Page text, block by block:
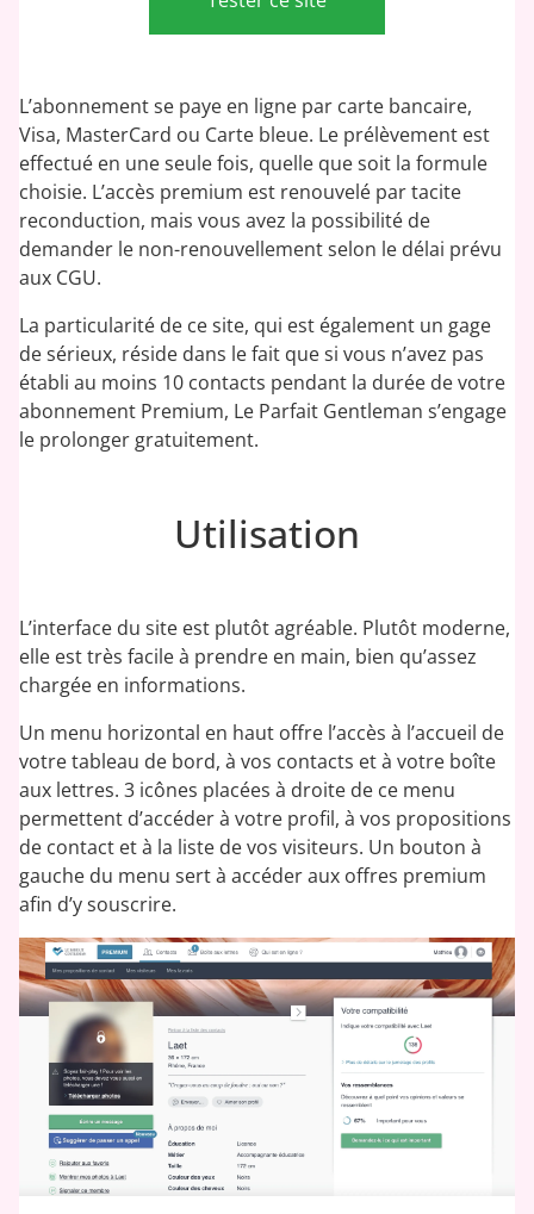
L’abonnement se paye en ligne par carte bancaire,
Visa, MasterCard ou Carte bleue. Le prélèvement est
effectué en une seule fois, quelle que soit la formule
choisie. L’accès premium est renouvelé par tacite
reconduction, mais vous avez la possibilité de
demander le non-renouvellement selon le délai prévu
aux CGU.
La particularité de ce site, qui est également un gage
de sérieux, réside dans le fait que si vous n’avez pas
établi au moins 10 contacts pendant la durée de votre
abonnement Premium, Le Parfait Gentleman s’engage
le prolonger gratuitement.
Utilisation
L’interface du site est plutôt agréable. Plutôt moderne,
elle est très facile à prendre en main, bien qu’assez
chargée en informations.
Un menu horizontal en haut offre l’accès à l’accueil de
votre tableau de bord, à vos contacts et à votre boîte
aux lettres. 3 icônes placées à droite de ce menu
permettent d’accéder à votre profil, à vos propositions
de contact et à la liste de vos visiteurs. Un bouton à
gauche du menu sert à accéder aux offres premium
afin d’y souscrire.